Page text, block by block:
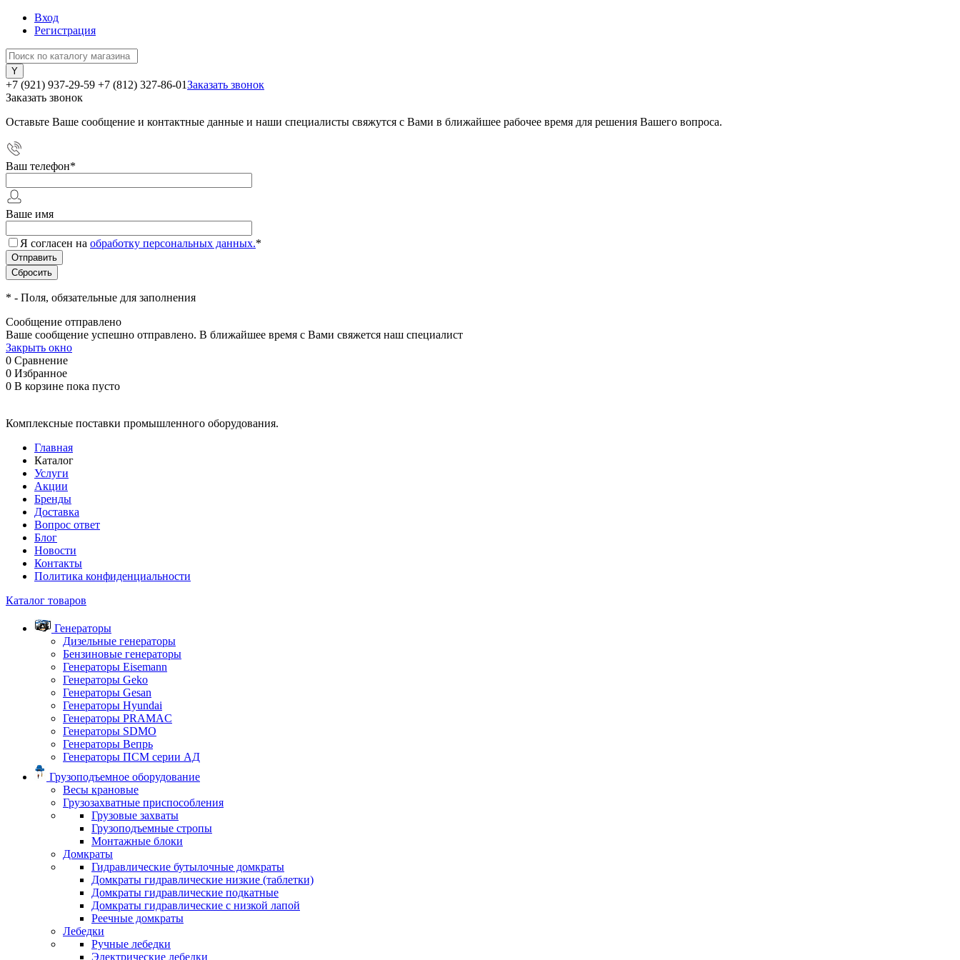
Вход
Регистрация
+7 (921) 937-29-59 +7 (812) 327-86-01Заказать звонок
Заказать звонок
Оставьте Ваше сообщение и контактные данные и наши специалисты свяжутся с Вами в ближайшее рабочее время для решения Вашего вопроса.
Ваш телефон*
Ваше имя
Я согласен на обработку персональных данных.*
* - Поля, обязательные для заполнения
Сообщение отправлено
Ваше сообщение успешно отправлено. В ближайшее время с Вами свяжется наш специалист
Закрыть окно
0 Сравнение
0 Избранное
0 В корзине пока пусто
Комплексные поставки промышленного оборудования.
Главная
Каталог
Услуги
Акции
Бренды
Доставка
Вопрос ответ
Блог
Новости
Контакты
Политика конфиденциальности
Каталог товаров
Генераторы
Дизельные генераторы
Бензиновые генераторы
Генераторы Eisemann
Генераторы Geko
Генераторы Gesan
Генераторы Hyundai
Генераторы PRAMAC
Генераторы SDMO
Генераторы Вепрь
Генераторы ПСМ серии АД
Грузоподъемное оборудование
Весы крановые
Грузозахватные приспособления
Грузовые захваты
Грузоподъемные стропы
Монтажные блоки
Домкраты
Гидравлические бутылочные домкраты
Домкраты гидравлические низкие (таблетки)
Домкраты гидравлические подкатные
Домкраты гидравлические с низкой лапой
Реечные домкраты
Лебедки
Ручные лебедки
Электрические лебедки